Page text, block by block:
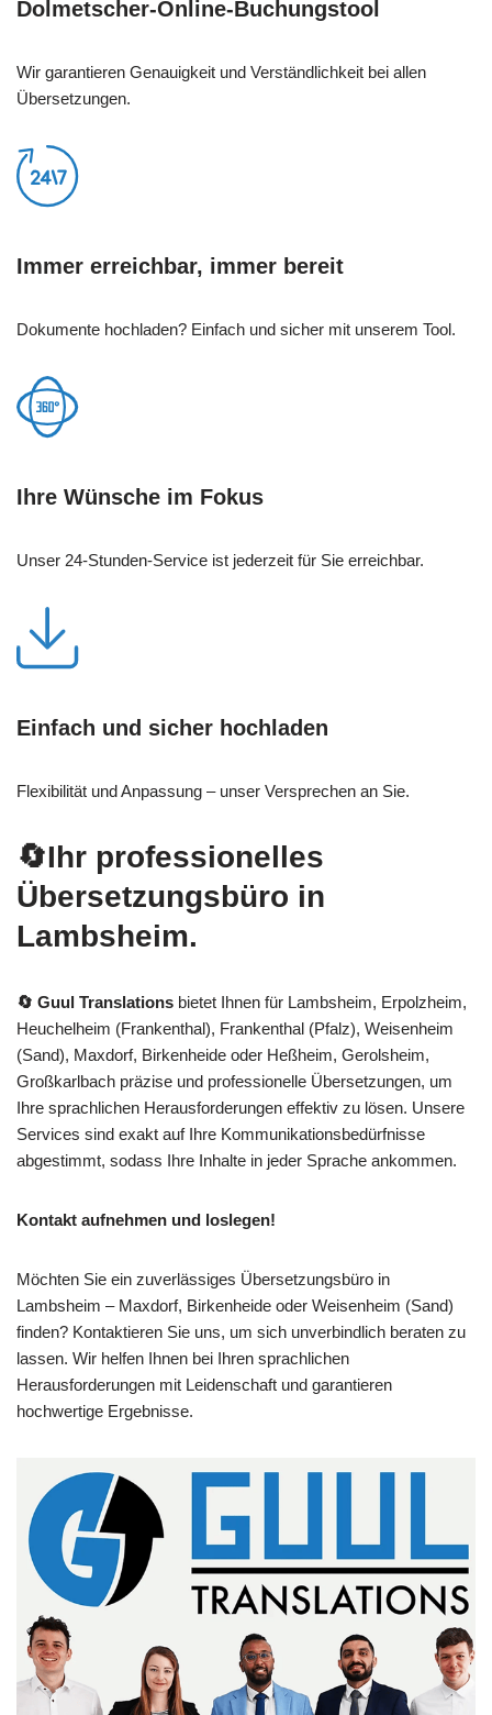
Dolmetscher-Online-Buchungstool
Wir garantieren Genauigkeit und Verständlichkeit bei allen
Übersetzungen.
Immer erreichbar, immer bereit
Dokumente hochladen? Einfach und sicher mit unserem Tool.
Ihre Wünsche im Fokus
Unser 24-Stunden-Service ist jederzeit für Sie erreichbar.
Einfach und sicher hochladen
Flexibilität und Anpassung – unser Versprechen an Sie.
🔄Ihr professionelles
Übersetzungsbüro in
Lambsheim.
🔄 Guul Translations bietet Ihnen für Lambsheim, Erpolzheim,
Heuchelheim (Frankenthal), Frankenthal (Pfalz), Weisenheim
(Sand), Maxdorf, Birkenheide oder Heßheim, Gerolsheim,
Großkarlbach präzise und professionelle Übersetzungen, um
Ihre sprachlichen Herausforderungen effektiv zu lösen. Unsere
Services sind exakt auf Ihre Kommunikationsbedürfnisse
abgestimmt, sodass Ihre Inhalte in jeder Sprache ankommen.
Kontakt aufnehmen und loslegen!
Möchten Sie ein zuverlässiges Übersetzungsbüro in
Lambsheim – Maxdorf, Birkenheide oder Weisenheim (Sand)
finden? Kontaktieren Sie uns, um sich unverbindlich beraten zu
lassen. Wir helfen Ihnen bei Ihren sprachlichen
Herausforderungen mit Leidenschaft und garantieren
hochwertige Ergebnisse.